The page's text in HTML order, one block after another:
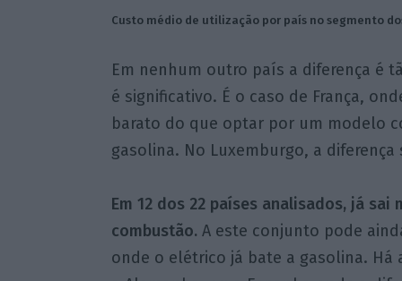
Custo médio de utilização por país no segmento
Em nenhum outro país a diferença é
é significativo. É o caso de França,
barato do que optar por um modelo
gasolina. No Luxemburgo, a diferença
Em 12 dos 22 países analisados, já
combustão. A este conjunto pode
onde o elétrico já bate a gasolina.